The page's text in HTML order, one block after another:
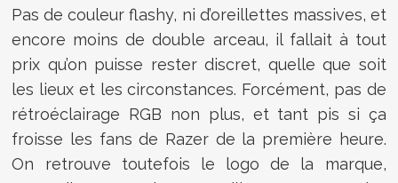
Pas de couleur flashy, ni d’oreillettes massives, et
encore moins de double arceau, il fallait à tout
prix qu’on puisse rester discret, quelle que soit
les lieux et les circonstances. Forcément, pas de
rétroéclairage RGB non plus, et tant pis si ça
froisse les fans de Razer de la première heure.
On retrouve toutefois le logo de la marque,